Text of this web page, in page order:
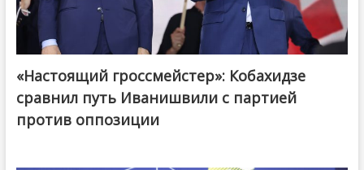
@ქართული ოცნება / Georgian Dream
«Настоящий гроссмейстер»: Кобахидзе
сравнил путь Иванишвили с партией
против оппозиции